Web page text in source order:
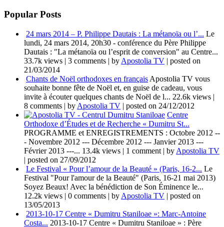
Popular Posts
24 mars 2014 – P. Philippe Dautais : La métanoïa ou l’... Le
lundi, 24 mars 2014, 20h30 - conférence du Père Philippe
Dautais : "La métanoïa ou l’esprit de conversion" au Centre...
33.7k views | 3 comments | by Apostolia TV | posted on
21/03/2014
Chants de Noël orthodoxes en français Apostolia TV vous
souhaite bonne fête de Noël et, en guise de cadeau, vous
invite à écouter quelques chants de Noël de l... 22.6k views |
8 comments | by Apostolia TV | posted on 24/12/2012
Centre
Orthodoxe d’Études et de Recherche « Dumitru St...
PROGRAMME et ENREGISTREMENTS : Octobre 2012 --
- Novembre 2012 --- Décembre 2012 --- Janvier 2013 ---
Février 2013 ---... 13.4k views | 1 comment | by Apostolia TV
| posted on 27/09/2012
Le Festival « Pour l’amour de la Beauté » (Paris, 16-2... Le
Festival "Pour l'amour de la Beauté" (Paris, 16-21 mai 2013)
Soyez Beaux! Avec la bénédiction de Son Éminence le...
12.2k views | 0 comments | by Apostolia TV | posted on
13/05/2013
2013-10-17 Centre « Dumitru Staniloae »: Marc-Antoine
Costa... 2013-10-17 Centre « Dumitru Staniloae » : Père